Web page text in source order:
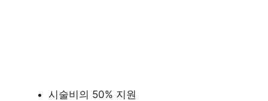
시술비의 50% 지원